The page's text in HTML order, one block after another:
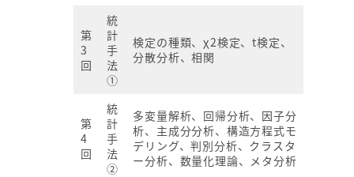
第
3
回
統
計
手
法
①
検定の種類、χ2検定、t検定、
分散分析、相関
第
4
回
統
計
手
法
②
多変量解析、回帰分析、因子分
析、主成分分析、構造方程式モ
デリング、判別分析、クラスタ
ー分析、数量化理論、メタ分析